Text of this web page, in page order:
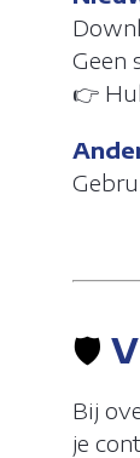
Geen
👉
🛡️
Bij
je